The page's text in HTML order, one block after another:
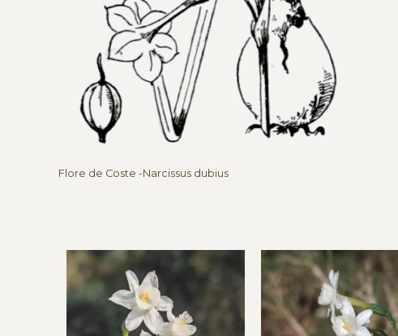
Flore de Coste -Narcissus dubius